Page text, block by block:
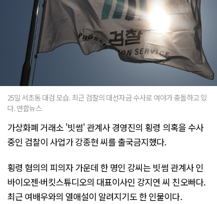
25일 서초동 대검 모습. 최근 검찰의 대선자금 수사로 여야가 충돌하고 있
다. 연합뉴스
가상화폐 거래소 '빗썸' 관계사 경영진의 횡령 의혹을 수사
중인 검찰이 사업가 강종현 씨를 출국금지했다.
횡령 혐의의 피의자 가운데 한 명인 강씨는 빗썸 관계사 인
바이오젠·버킷스튜디오의 대표이사인 강지연 씨 친오빠다.
최근 여배우와의 열애설이 알려지기도 한 인물이다.